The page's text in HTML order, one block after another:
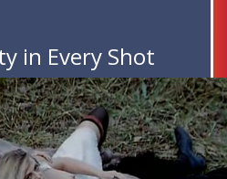
in Every Shot